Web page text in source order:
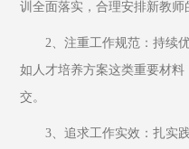
训全面落实，合理安排新教师
2、注重工作规范：持续
如人才培养方案这类重要材
交。
3、追求工作实效：扎实